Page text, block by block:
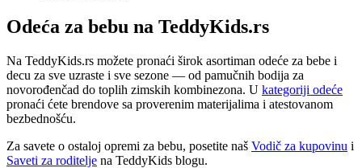
Odeća za bebu na TeddyKids.rs
Na TeddyKids.rs možete pronaći širok asortiman odeće za bebe i
decu za sve uzraste i sve sezone — od pamučnih bodija za
novorođenčad do toplih zimskih kombinezona. U kategoriji odeće
pronaći ćete brendove sa proverenim materijalima i atestovanom
bezbednošću.
Za savete o ostaloj opremi za bebu, posetite naš Vodič za kupovinu i
Saveti za roditelje na TeddyKids blogu.